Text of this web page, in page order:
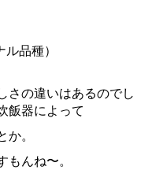
品種）
さの違いはあるのでし
飯器によって
。
んね〜。